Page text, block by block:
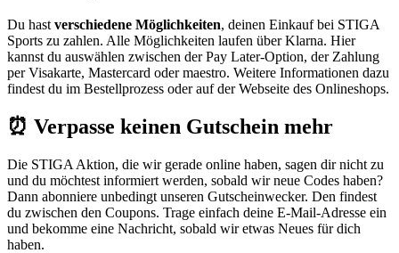
Du hast verschiedene Möglichkeiten, deinen Einkauf bei STIGA
Sports zu zahlen. Alle Möglichkeiten laufen über Klarna. Hier
kannst du auswählen zwischen der Pay Later-Option, der Zahlung
per Visakarte, Mastercard oder maestro. Weitere Informationen dazu
findest du im Bestellprozess oder auf der Webseite des Onlineshops.
⏰ Verpasse keinen Gutschein mehr
Die STIGA Aktion, die wir gerade online haben, sagen dir nicht zu
und du möchtest informiert werden, sobald wir neue Codes haben?
Dann abonniere unbedingt unseren Gutscheinwecker. Den findest
du zwischen den Coupons. Trage einfach deine E-Mail-Adresse ein
und bekomme eine Nachricht, sobald wir etwas Neues für dich
haben.